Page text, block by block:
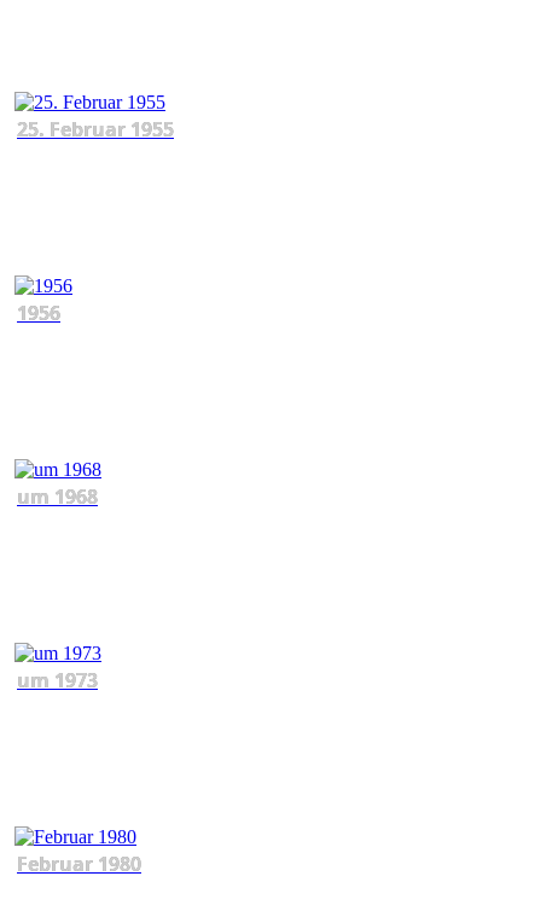
25. Februar 1955
1956
um 1968
um 1973
Februar 1980